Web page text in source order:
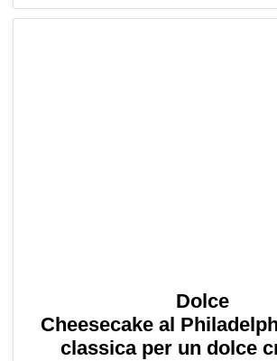
Dolce
Cheesecake al
classica per un dolce